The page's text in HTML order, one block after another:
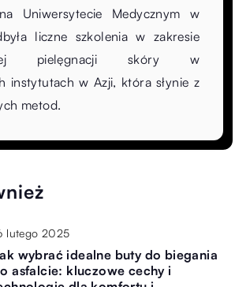
Uniwersytecie Medycznym w
liczne szkolenia w zakresie
pielęgnacji skóry w
instytutach w Azji, która słynie z
metod.
lutego 2025
wybrać idealne buty do biegania
asfalcie: kluczowe cechy i